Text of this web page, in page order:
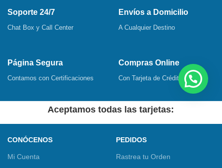
Soporte 24/7
Chat Box y Call Center
Envíos a Domicilio
A Cualquier Destino
Página Segura
Contamos con Certificaciones
Compras Online
Con Tarjeta de Crédito o Débito
Aceptamos todas las tarjetas:
CONÓCENOS
Mi Cuenta
PEDIDOS
Rastrea tu Orden